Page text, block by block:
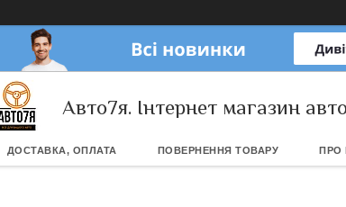
Авто7я. Інтернет магазин
ДОСТАВКА, ОПЛАТА ПОВЕРНЕННЯ ТОВАРУ ПРО